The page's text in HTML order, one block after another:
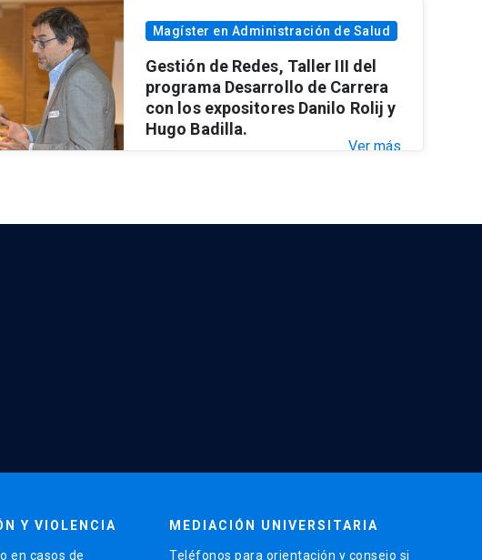
Magíster en Administración de Salud
Gestión de Redes, Taller III del
programa Desarrollo de Carrera
con los expositores Danilo Rolij y
Hugo Badilla.
Ver más
Y VIOLENCIA
en casos de
MEDIACIÓN UNIVERSITARIA
Teléfonos para orientación y consejo si